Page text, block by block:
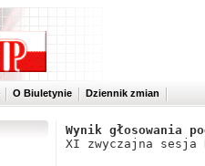
O Biuletynie Dziennik zmian
Wynik głosowania
XI zwyczajna sesja